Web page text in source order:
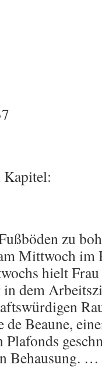
Kapitel:
zu
Mittwoch im
hielt
dem
de Beaune,
Behausung. …